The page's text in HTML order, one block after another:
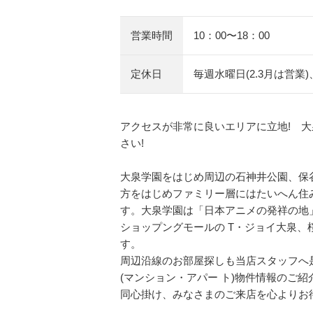
営業時間 10：00〜18：00
定休日 毎週水曜日(2.3月は営業
アクセスが非常に良いエリアに立地!
さい!
大泉学園をはじめ周辺の石神井公園、
方をはじめファミリー層にはたいへん
す。大泉学園は「日本アニメの発祥の
ショップングモールの T・ジョイ大泉
す。
周辺沿線のお部屋探しも当店スタッフ
(マンション・アパー ト)物件情報のご
同心掛け、みなさまのご来店を心より